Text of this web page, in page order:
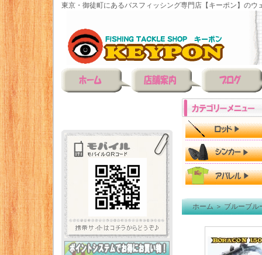
東京・御徒町にあるバスフィッシング専門店【キーポン】のウ
ホーム＞ブルーブル